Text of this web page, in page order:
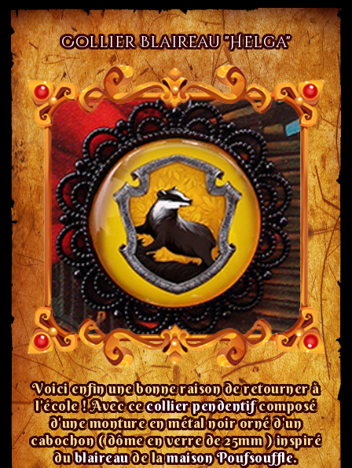
Collier Blaireau "Helga"
Voici enfin une bonne raison de retourner à
l'école ! Avec cecollier pendentifcomposé
d'une monture en métal noir orné d'un
cabochon ( dôme en verre de 25mm ) inspiré
dublaireaude lamaison Poufsouffle.